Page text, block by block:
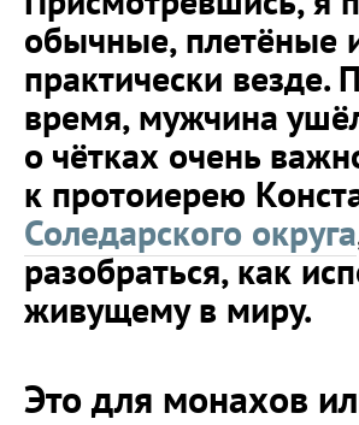
обычные, плетёные
практически везде.
время, мужчина
о чётках очень
к протоиерею
Соледарского округа
разобраться, как
живущему в миру.
Это для монахов